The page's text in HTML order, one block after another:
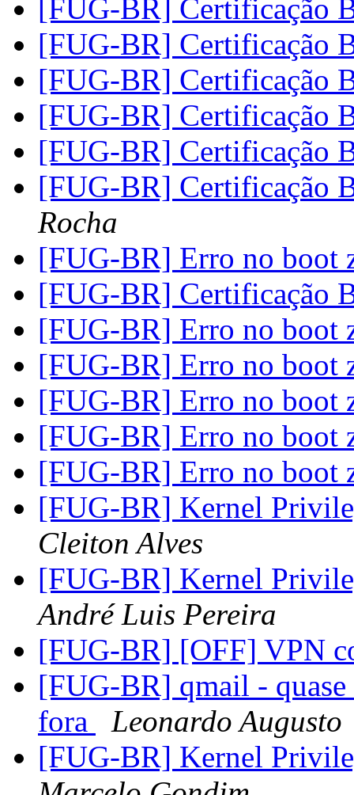
[FUG-BR] Certificação
[FUG-BR] Certificação
[FUG-BR] Certificação
[FUG-BR] Certificação
[FUG-BR] Certificação
[FUG-BR] Certificação
Rocha
[FUG-BR] Erro no boot
[FUG-BR] Certificação
[FUG-BR] Erro no boot
[FUG-BR] Erro no boot
[FUG-BR] Erro no boot
[FUG-BR] Erro no boot
[FUG-BR] Erro no boot
[FUG-BR] Kernel
Cleiton Alves
[FUG-BR] Kernel
André Luis Pereira
[FUG-BR] [OFF] VPN
[FUG-BR] qmail -
fora
Leonardo Augusto
[FUG-BR] Kernel